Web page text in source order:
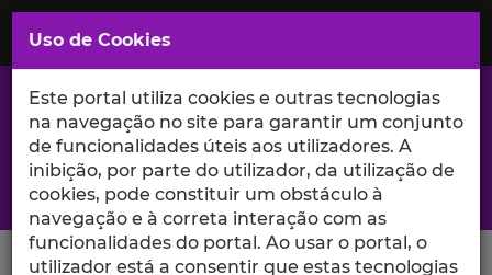
Saltar
para
Conteúdo
Principal
A excelência da investigação e ciência no Iscte
Search Button
Uso de Cookies
Este portal utiliza cookies e outras tecnologias
na navegação no site para garantir um conjunto
de funcionalidades úteis aos utilizadores. A
inibição, por parte do utilizador, da utilização de
cookies, pode constituir um obstáculo à
navegação e à correta interação com as
funcionalidades do portal. Ao usar o portal, o
utilizador está a consentir que estas tecnologias